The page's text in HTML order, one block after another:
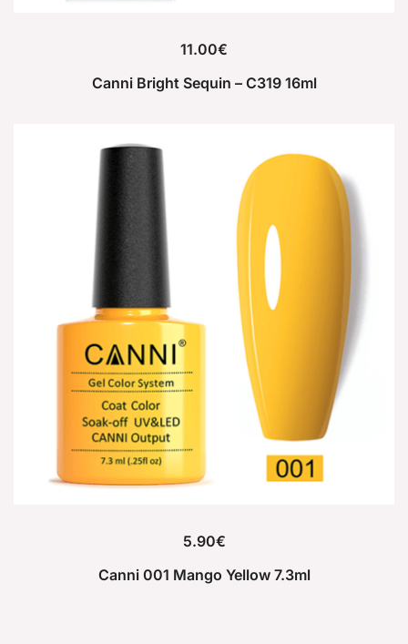
11.00€
Canni Bright Sequin – C319 16ml
5.90€
Canni 001 Mango Yellow 7.3ml